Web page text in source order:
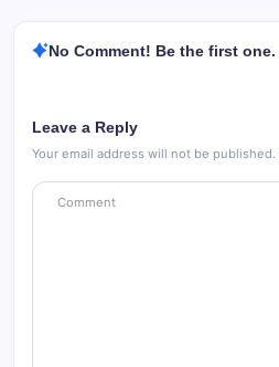
No Comment! Be the first one.
Leave a Reply
Your email address will not be published.